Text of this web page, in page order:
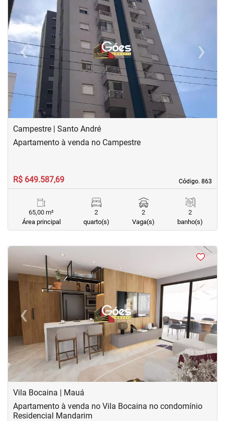
‹Previous ›Next
Campestre | Santo André
Código. 863
Código. 863
Apartamento à venda no Campestre
R$ 649.587,69
65,00 m²
Área principal
2
quarto(s)
2
Vaga(s)
2
banho(s)
<
‹Previous ›Next
Vila Bocaina | Mauá
Apartamento à venda no Vila Bocaina no condomínio
Residencial Mandarim